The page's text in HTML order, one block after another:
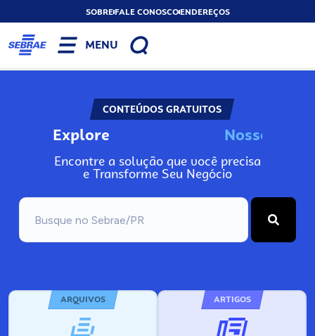
SOBREFALE CONOSCOENDEREÇOS
MENU
CONTEÚDOS GRATUITOS
Explore No
Encontre a solução que você precisa
e Transforme Seu Negócio
ARQUIVOS ARTIGOS